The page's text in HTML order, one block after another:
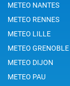
METEO NANTES
METEO RENNES
METEO LILLE
METEO GRENOBLE
METEO DIJON
METEO PAU